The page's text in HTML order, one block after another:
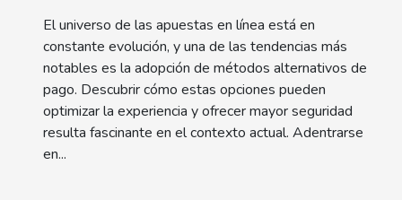
El universo de las apuestas en línea está en
constante evolución, y una de las tendencias más
notables es la adopción de métodos alternativos de
pago. Descubrir cómo estas opciones pueden
optimizar la experiencia y ofrecer mayor seguridad
resulta fascinante en el contexto actual. Adentrarse
en...